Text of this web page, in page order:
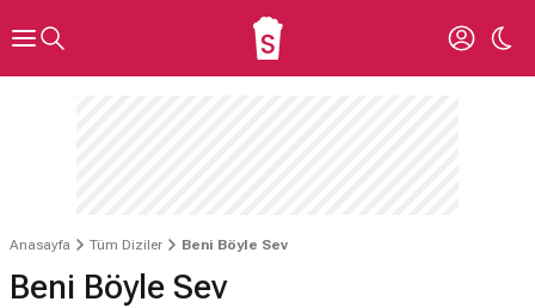
Anasayfa Tüm Diziler Beni Böyle Sev
Beni Böyle Sev